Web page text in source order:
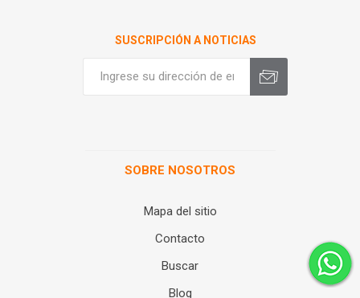
SUSCRIPCIÓN A NOTICIAS
SOBRE NOSOTROS
Mapa del sitio
Contacto
Buscar
Blog